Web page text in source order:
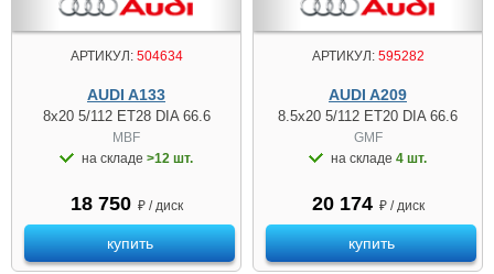
АРТИКУЛ:504634
AUDI A133
8x20 5/112 ET28 DIA 66.6
MBF
на складе >12 шт.
18 750 ₽ / диск
купить
АРТИКУЛ:595282
AUDI A209
8.5x20 5/112 ET20 DIA 66.6
GMF
на складе 4 шт.
20 174 ₽ / диск
купить